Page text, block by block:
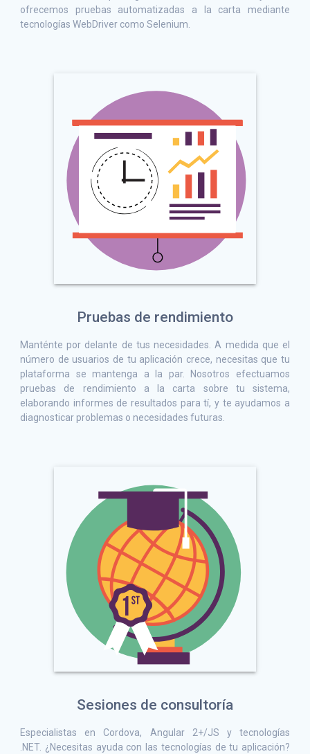
ofrecemos pruebas automatizadas a la carta mediante
tecnologías WebDriver como Selenium.
Pruebas de rendimiento
Manténte por delante de tus necesidades. A medida que el
número de usuarios de tu aplicación crece, necesitas que tu
plataforma se mantenga a la par. Nosotros efectuamos
pruebas de rendimiento a la carta sobre tu sistema,
elaborando informes de resultados para tí, y te ayudamos a
diagnosticar problemas o necesidades futuras.
Sesiones de consultoría
Especialistas en Cordova, Angular 2+/JS y tecnologías
.NET. ¿Necesitas ayuda con las tecnologías de tu aplicación?